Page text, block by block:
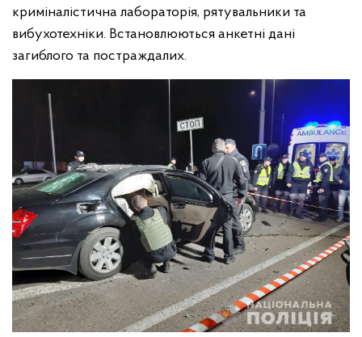
криміналістична лабораторія, рятувальники та
вибухотехніки. Встановлюються анкетні дані
загиблого та постраждалих.